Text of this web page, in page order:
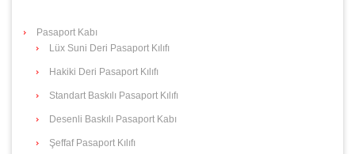
Pasaport Kabı
Lüx Suni Deri Pasaport Kılıfı
Hakiki Deri Pasaport Kılıfı
Standart Baskılı Pasaport Kılıfı
Desenli Baskılı Pasaport Kabı
Şeffaf Pasaport Kılıfı